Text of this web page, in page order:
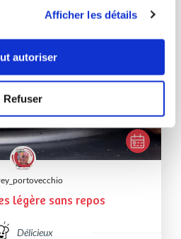
Afficher les détails
autoriser
Refuser
légère sans repos
Délicieux